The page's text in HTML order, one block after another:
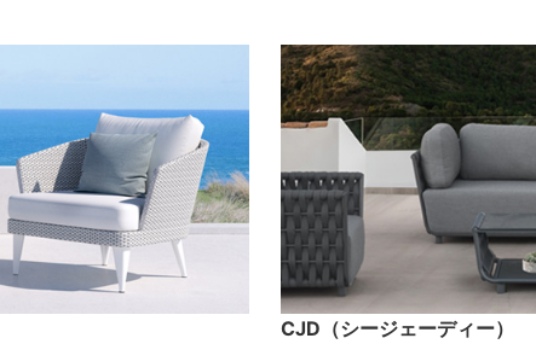
CJD（シージェーディー）